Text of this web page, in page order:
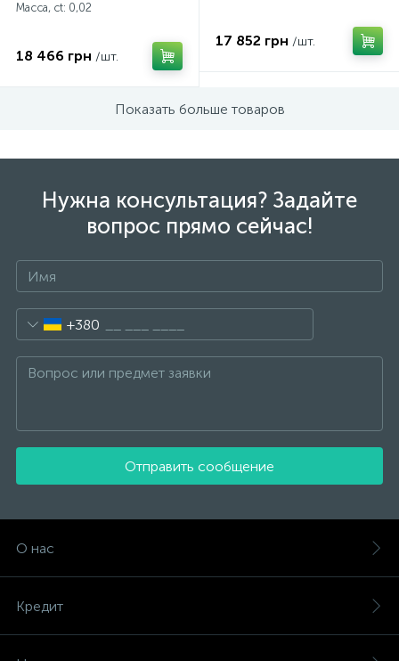
Масса, ct: 0,02
18 466 грн /шт.
17 852 грн /шт.
Показать больше товаров
Нужна консультация? Задайте
вопрос прямо сейчас!
+380
Отправить сообщение
О нас
Кредит